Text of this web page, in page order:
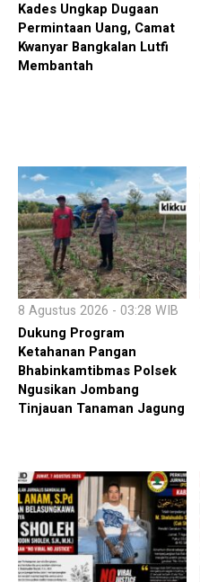
Kades Ungkap Dugaan
Permintaan Uang, Camat
Kwanyar Bangkalan Lutfi
Membantah
8 Agustus 2026 - 03:28 WIB
Dukung Program
Ketahanan Pangan
Bhabinkamtibmas Polsek
Ngusikan Jombang
Tinjauan Tanaman Jagung